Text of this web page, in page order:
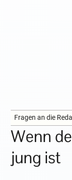
Fragen an die
Wenn
jung ist